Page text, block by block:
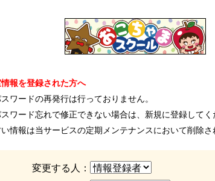
報を登録された方へ
スワードの再発行は行っておりません。
スワード忘れで修正できない場合は、新規に登録してく
い情報は当サービスの定期メンテナンスにおいて削除さ
変更する人：